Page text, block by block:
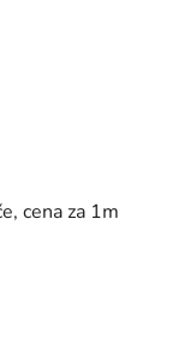
cena za 1m